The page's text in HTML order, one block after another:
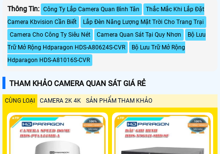
Thông Tin: Công Ty Lắp Camera Quan Bình Tân
Thắc Mắc Khi Lắp Đặt
Camera Kbvision Cần Biết
Lắp Đèn Năng Lượng Mặt Trời Cho Trang Trại
Camera Cho Công Ty Siêu Nét
Camera Quan Sát Tại Quy Nhơn
Bộ Lưu
Trữ Mở Rộng Hdparagon HDS-A80624S-CVR
Bộ Lưu Trữ Mở Rộng
Hdparagon HDS-A81016S-CVR
THAM KHẢO CAMERA QUAN SÁT GIÁ RẺ
CÙNG LOẠI CAMERA 2K 4K SẢN PHẨM THAM KHẢO